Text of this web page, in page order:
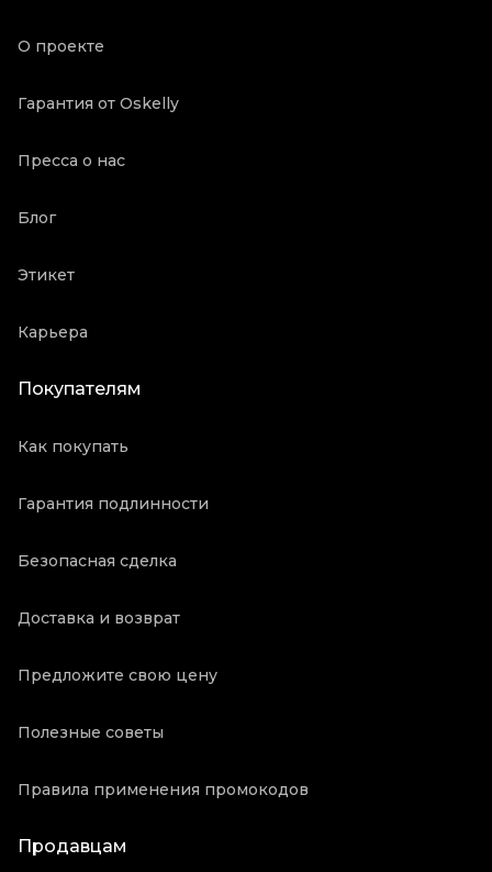
Oskelly ID
О проекте
Гарантия от Oskelly
Пресса о нас
Блог
Этикет
Карьера
Покупателям
Как покупать
Гарантия подлинности
Безопасная сделка
Доставка и возврат
Предложите свою цену
Полезные советы
Правила применения промокодов
Продавцам